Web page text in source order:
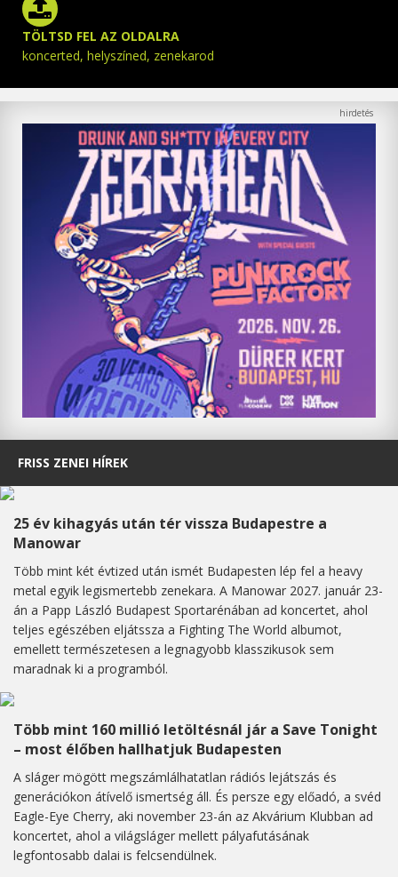
TÖLTSD FEL AZ OLDALRA
koncerted, helyszíned, zenekarod
FRISS ZENEI HÍREK
25 év kihagyás után tér vissza Budapestre a
Manowar
Több mint két évtized után ismét Budapesten lép fel a heavy
metal egyik legismertebb zenekara. A Manowar 2027. január 23-
án a Papp László Budapest Sportarénában ad koncertet, ahol
teljes egészében eljátssza a Fighting The World albumot,
emellett természetesen a legnagyobb klasszikusok sem
maradnak ki a programból.
Több mint 160 millió letöltésnál jár a Save Tonight
– most élőben hallhatjuk Budapesten
A sláger mögött megszámlálhatatlan rádiós lejátszás és
generációkon átívelő ismertség áll. És persze egy előadó, a svéd
Eagle-Eye Cherry, aki november 23-án az Akvárium Klubban ad
koncertet, ahol a világsláger mellett pályafutásának
legfontosabb dalai is felcsendülnek.